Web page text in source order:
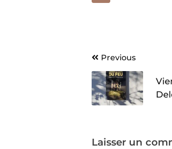
Navigation
de
l’article
Previous
Laisser un